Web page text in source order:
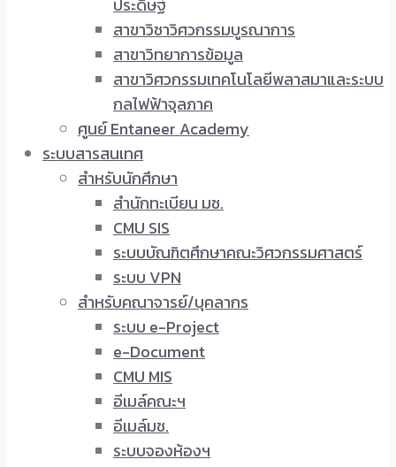
ประดิษฐ์
สาขาวิชาวิศวกรรมบูรณาการ
สาขาวิทยาการข้อมูล
สาขาวิศวกรรมเทคโนโลยีพลาสมาและระบบ
กลไฟฟ้าจุลภาค
ศูนย์ Entaneer Academy
ระบบสารสนเทศ
สำหรับนักศึกษา
สำนักทะเบียน มช.
CMU SIS
ระบบบัณฑิตศึกษาคณะวิศวกรรมศาสตร์
ระบบ VPN
สำหรับคณาจารย์/บุคลากร
ระบบ e-Project
e-Document
CMU MIS
อีเมล์คณะฯ
อีเมล์มช.
ระบบจองห้องฯ